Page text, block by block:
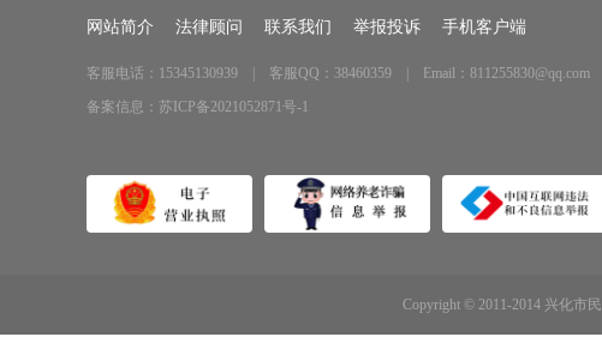
网站简介 法律顾问 联系我们 举报投诉 手机客户端
客服电话：15345130939 | 客服QQ：38460359 | Email：811255830@qq.com
备案信息： 苏ICP备2021052871号-1
Copyright © 2011-2014 兴化市